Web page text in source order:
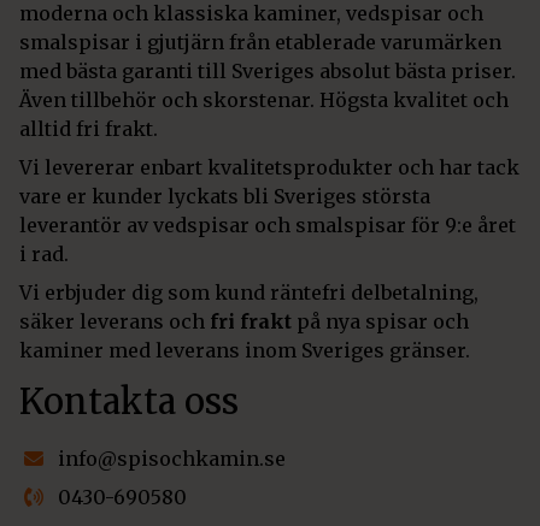
moderna och klassiska kaminer, vedspisar och
smalspisar i gjutjärn från etablerade varumärken
med bästa garanti till Sveriges absolut bästa priser.
Även tillbehör och skorstenar. Högsta kvalitet och
alltid fri frakt.
Vi levererar enbart kvalitetsprodukter och har tack
vare er kunder lyckats bli Sveriges största
leverantör av vedspisar och smalspisar för 9:e året
i rad.
Vi erbjuder dig som kund räntefri delbetalning,
säker leverans och fri frakt på nya spisar och
kaminer med leverans inom Sveriges gränser.
Kontakta oss
info@spisochkamin.se
0430-690580